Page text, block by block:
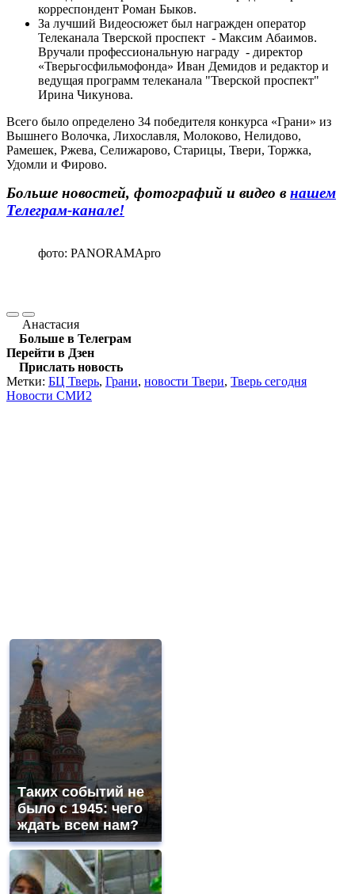
корреспондент Роман Быков.
За лучший Видеосюжет был награжден оператор
Телеканала Тверской проспект - Максим Абаимов.
Вручали профессиональную награду - директор
«Тверьгосфильмофонда» Иван Демидов и редактор и
ведущая программ телеканала "Тверской проспект"
Ирина Чикунова.
Всего было определено 34 победителя конкурса «Грани» из
Вышнего Волочка, Лихославля, Молоково, Нелидово,
Рамешек, Ржева, Селижарово, Старицы, Твери, Торжка,
Удомли и Фирово.
Больше новостей, фотографий и видео в нашем
Телеграм-канале!
фото: PANORAMApro
Анастасия
Больше в Телеграм
Перейти в Дзен
Прислать новость
Метки: БЦ Тверь, Грани, новости Твери, Тверь сегодня
Новости СМИ2
Таких событий не
было с 1945: чего
ждать всем нам?